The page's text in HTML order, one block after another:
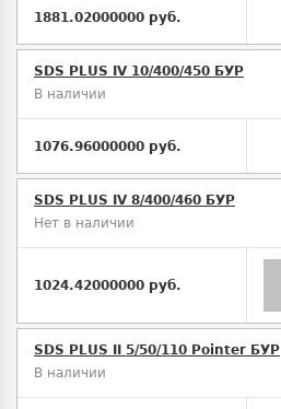
1881.02000000 руб.
SDS PLUS IV 10/400/450 БУР
В наличии
1076.96000000 руб.
SDS PLUS IV 8/400/460 БУР
Нет в наличии
1024.42000000 руб.
SDS PLUS II 5/50/110 Pointer БУР
В наличии